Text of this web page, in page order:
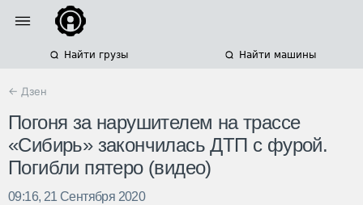
Найти грузы Найти машины
← Дзен
Погоня за нарушителем на трассе
«Сибирь» закончилась ДТП с фурой.
Погибли пятеро (видео)
09:16, 21 Сентября 2020